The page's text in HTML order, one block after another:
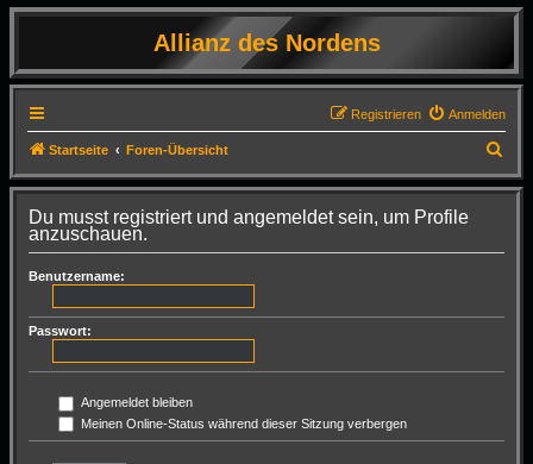
Allianz des Nordens
Anmelden
Registrieren
Startseite Foren-Übersicht
u
Du musst registriert und angemeldet sein, um Profile
anzuschauen.
Benutzername:
Passwort:
Angemeldet bleiben
Meinen Online-Status während dieser Sitzung verbergen